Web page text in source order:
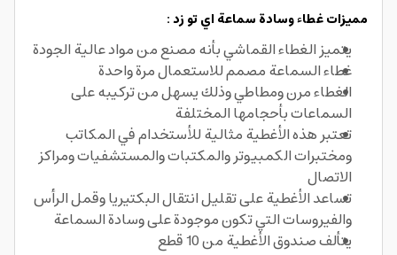
مميزات غطاء وسادة سماعة اي تو زد :
يتميز الغطاء القماشي بأنه مصنع من مواد عالية الجودة
غطاء السماعة مصمم للاستعمال مرة واحدة
الغطاء مرن ومطاطي وذلك يسهل من تركيبه على
السماعات بأحجامها المختلفة
تعتبر هذه الأغطية مثالية للأستخدام في المكاتب
ومختبرات الكمبيوتر والمكتبات والمستشفيات ومراكز
الاتصال
تساعد الأغطية على تقليل انتقال البكتيريا وقمل الرأس
والفيروسات التي تكون موجودة على وسادة السماعة
يتألف صندوق الأغطية من 10 قطع